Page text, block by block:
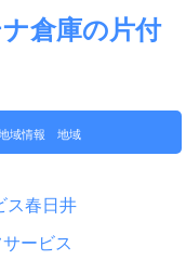
倉庫の片付
域情報 地域
ス春日井
ービス